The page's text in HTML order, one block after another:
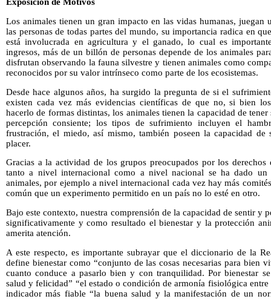
Exposición de Motivos
Los animales tienen un gran impacto en las vidas humanas, juegan
las personas de todas partes del mundo, su importancia radica en
está involucrada en agricultura y el ganado, lo cual es
ingresos, más de un billón de personas depende de los animales
disfrutan observando la fauna silvestre y tienen animales como
reconocidos por su valor intrínseco como parte de los ecosistemas.
Desde hace algunos años, ha surgido la pregunta de si el
existen cada vez más evidencias científicas de que no, si bien
hacerlo de formas distintas, los animales tienen la capacidad de
percepción consiente; los tipos de sufrimiento incluyen el
frustración, el miedo, así mismo, también poseen la capacidad de
placer.
Gracias a la actividad de los grupos preocupados por los
tanto a nivel internacional como a nivel nacional se ha dado
animales, por ejemplo a nivel internacional cada vez hay más
común que un experimento permitido en un país no lo esté en otro.
Bajo este contexto, nuestra comprensión de la capacidad de sentir y
significativamente y como resultado el bienestar y la protección
amerita atención.
A este respecto, es importante subrayar que el diccionario de la
define bienestar como “conjunto de las cosas necesarias para bien
cuanto conduce a pasarlo bien y con tranquilidad. Por bienestar
salud y felicidad” “el estado o condición de armonía fisiológica
indicador más fiable “la buena salud y la manifestación de un